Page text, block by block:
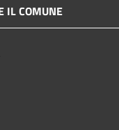
IL COMUNE